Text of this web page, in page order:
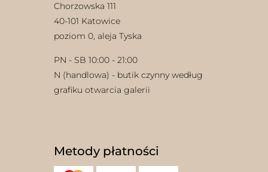
Chorzowska 111
40-101 Katowice
poziom 0, aleja Tyska
PN - SB 10:00 - 21:00
N (handlowa) - butik czynny według
grafiku otwarcia galerii
Metody płatności